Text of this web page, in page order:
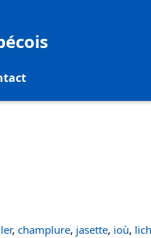
, champlure, jasette, ioù,